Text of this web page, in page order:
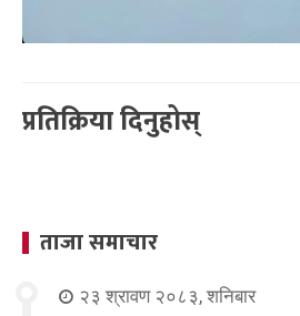
प्रतिक्रिया दिनुहोस्
ताजा समाचार
२३ श्रावण २०८३, शनिबार